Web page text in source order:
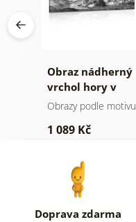
Obraz nádherný
vrchol hory v
černobílém
Obrazy podle motivu
1 089 Kč
Doprava zdarma